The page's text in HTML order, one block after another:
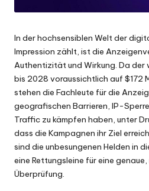
e
n
B
e
d
a
rf
[
K
In der hochsensiblen Welt der
Impression zählt, ist die
Authentizität und Wirkung. Da
bis 2028 voraussichtlich auf $172
stehen die Fachleute für die
geografischen Barrieren, IP-
Traffic zu kämpfen haben, unter
dass die Kampagnen ihr Ziel
sind die unbesungenen Helden in
eine Rettungsleine für eine
Überprüfung.